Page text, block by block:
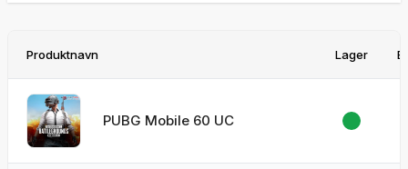
Produktnavn Lager
PUBG Mobile 60 UC